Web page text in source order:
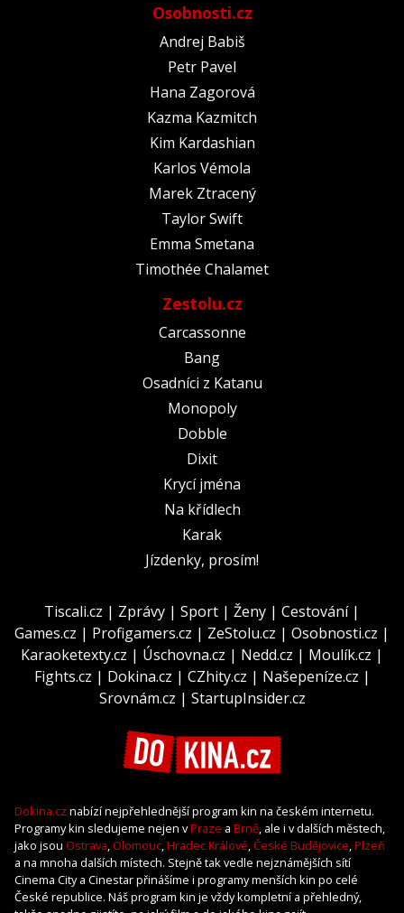
Osobnosti.cz
Andrej Babiš
Petr Pavel
Hana Zagorová
Kazma Kazmitch
Kim Kardashian
Karlos Vémola
Marek Ztracený
Taylor Swift
Emma Smetana
Timothée Chalamet
Zestolu.cz
Carcassonne
Bang
Osadníci z Katanu
Monopoly
Dobble
Dixit
Krycí jména
Na křídlech
Karak
Jízdenky, prosím!
Tiscali.cz | Zprávy | Sport | Ženy | Cestování|
Games.cz | Profigamers.cz | ZeStolu.cz | Osobnosti.cz |
Karaoketexty.cz | Úschovna.cz | Nedd.cz | Moulík.cz |
Fights.cz | Dokina.cz | CZhity.cz | Našepeníze.cz |
Srovnám.cz | StartupInsider.cz
Dokina.cz nabízí nejpřehlednější program kin na českém internetu.
Programy kin sledujeme nejen vPraze a Brně, ale i v dalších městech,
jako jsou Ostrava, Olomouc,Hradec Králové,České Budějovice,Plzeň
a na mnoha dalších místech. Stejně tak vedle nejznámějších sítí
Cinema City a Cinestar přinášíme i programy menších kin po celé
České republice. Náš program kin je vždy kompletní a přehledný,